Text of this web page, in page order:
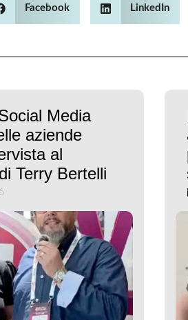
Facebook LinkedIn
Media
aziende
al
Terry Bertelli